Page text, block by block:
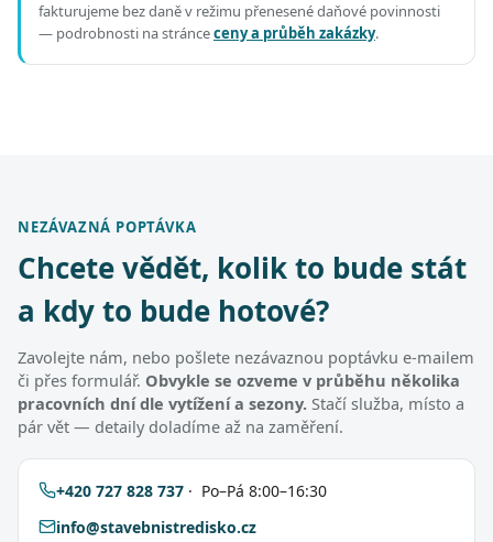
fakturujeme bez daně v režimu přenesené daňové povinnosti
— podrobnosti na stránceceny a průběh zakázky.
NEZÁVAZNÁ POPTÁVKA
Chcete vědět, kolik to bude stát
a kdy to bude hotové?
Zavolejte nám, nebo pošlete nezávaznou poptávku e-mailem
či přes formulář. Obvykle se ozveme v průběhu několika
pracovních dní dle vytížení a sezony. Stačí služba, místo a
pár vět — detaily doladíme až na zaměření.
+420 727 828 737 · Po–Pá 8:00–16:30
info@stavebnistredisko.cz